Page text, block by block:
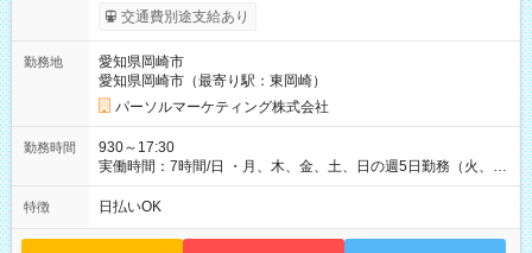
り） 【試用期間】試用期間なし
交通費別途支給あり
勤務地
愛知県岡崎市
愛知県岡崎市（最寄り駅：東岡崎）
パーソルマーケティング株式会社
勤務時間
930～17:30
実働時間：7時間/日 ・月、木、金、土、日の週5日勤務（火、水
は固定休です／夏季、年末年始等、長期休暇有り！） ・ワンシ
フト！ 残業ほぼナシ（0～5h/月）
特徴 日払いOK